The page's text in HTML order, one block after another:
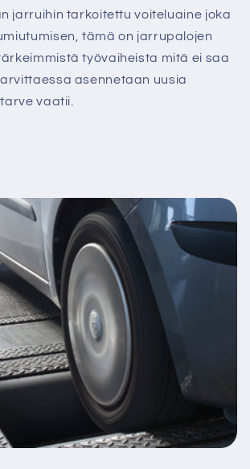
jarruihin tarkoitettu voiteluaine joka
tämä on jarrupalojen
työvaiheista mitä ei saa
asennetaan uusia
vaatii.